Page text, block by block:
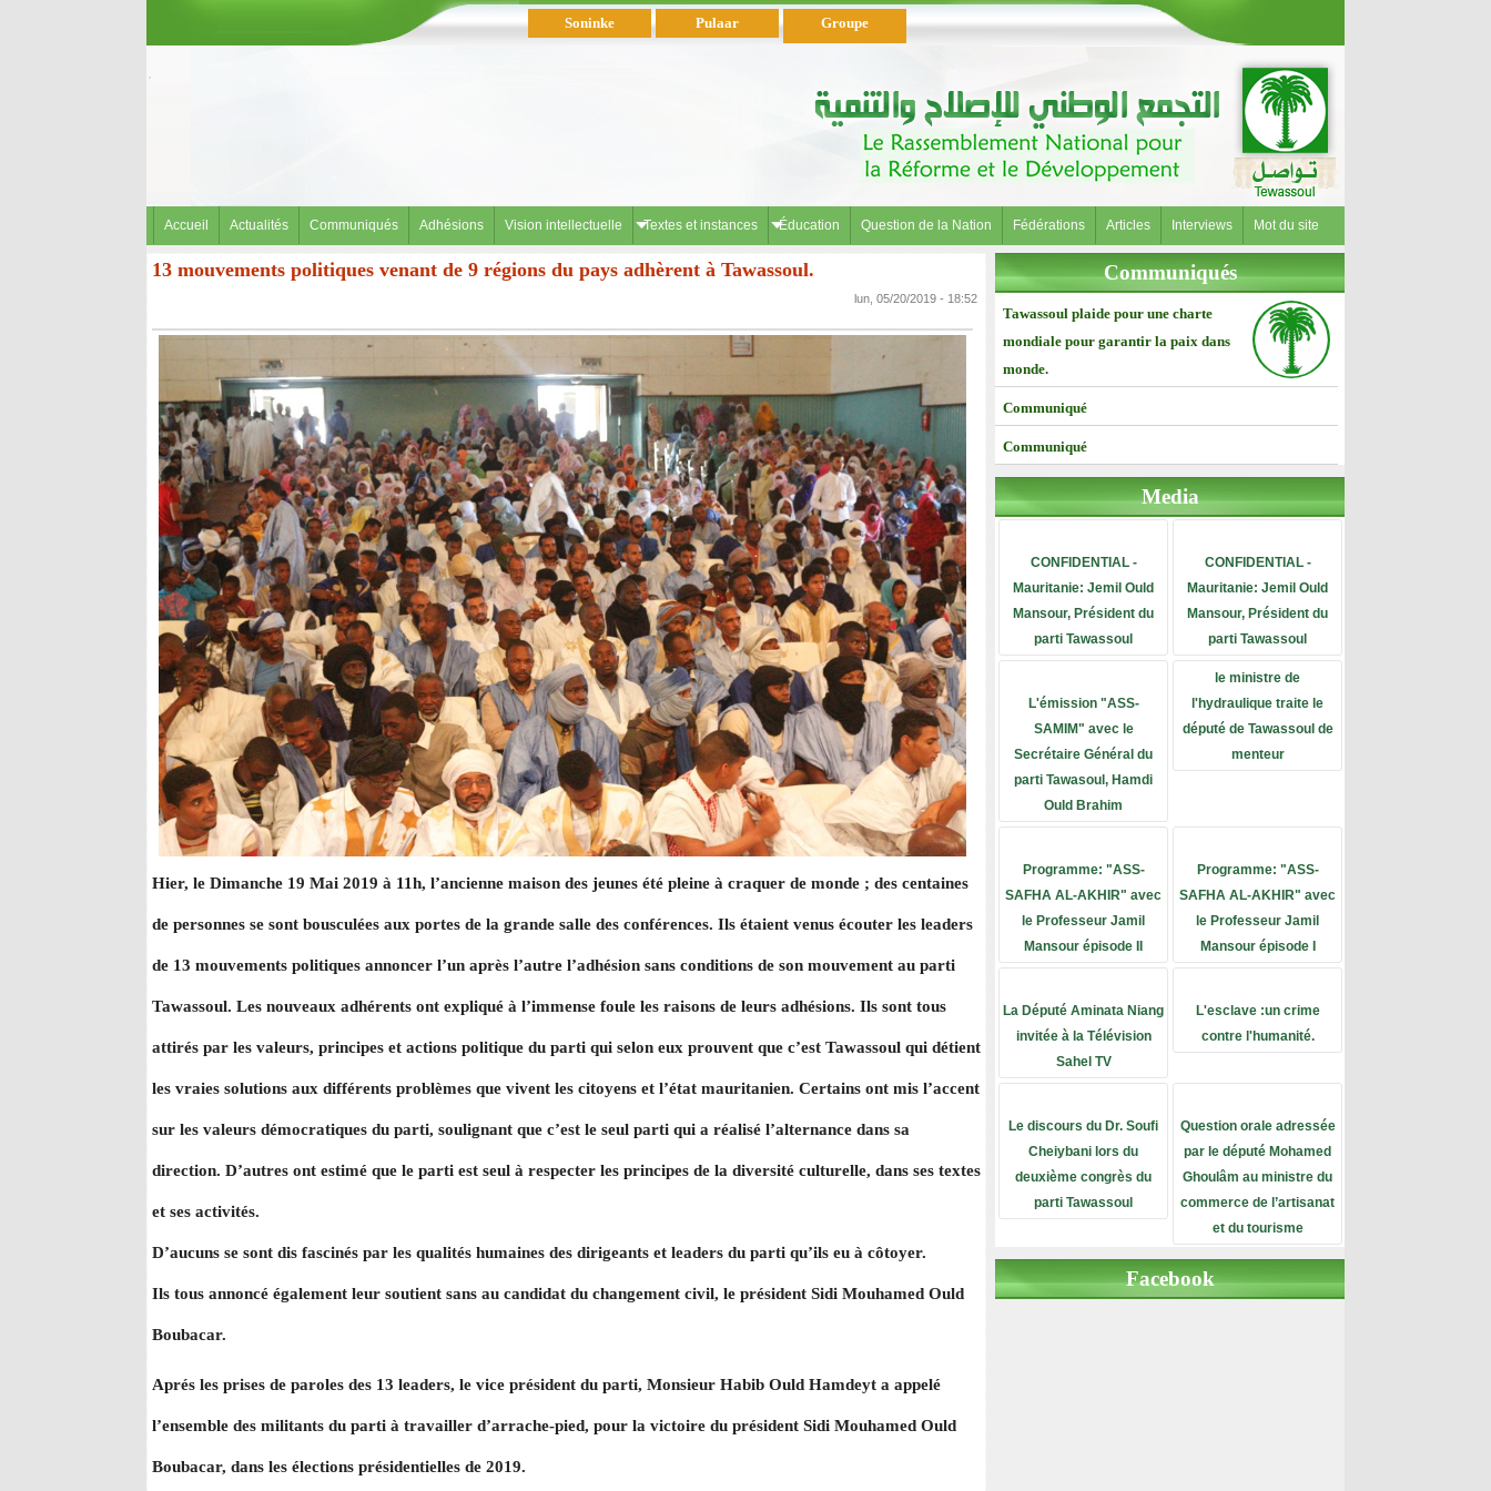
Groupe
Pulaar
Soninke
Accueil Actualités Communiqués Adhésions Vision intellectuelle Textes et instances Éducation Question de la Nation Fédérations Articles Interviews Mot du site
13 mouvements politiques venant de 9 régions du pays adhèrent à Tawassoul.
lun, 05/20/2019 - 18:52
Hier, le Dimanche 19 Mai 2019 à 11h, l’ancienne maison des jeunes été pleine à craquer de monde ; des centaines
de personnes se sont bousculées aux portes de la grande salle des conférences. Ils étaient venus écouter les leaders
de 13 mouvements politiques annoncer l’un après l’autre l’adhésion sans conditions de son mouvement au parti
Tawassoul. Les nouveaux adhérents ont expliqué à l’immense foule les raisons de leurs adhésions. Ils sont tous
attirés par les valeurs, principes et actions politique du parti qui selon eux prouvent que c’est Tawassoul qui détient
les vraies solutions aux différents problèmes que vivent les citoyens et l’état mauritanien. Certains ont mis l’accent
sur les valeurs démocratiques du parti, soulignant que c’est le seul parti qui a réalisé l’alternance dans sa
direction. D’autres ont estimé que le parti est seul à respecter les principes de la diversité culturelle, dans ses textes
et ses activités.
D’aucuns se sont dis fascinés par les qualités humaines des dirigeants et leaders du parti qu’ils eu à côtoyer.
Ils tous annoncé également leur soutient sans au candidat du changement civil, le président Sidi Mouhamed Ould
Boubacar.
Aprés les prises de paroles des 13 leaders, le vice président du parti, Monsieur Habib Ould Hamdeyt a appelé
l’ensemble des militants du parti à travailler d’arrache-pied, pour la victoire du président Sidi Mouhamed Ould
Boubacar, dans les élections présidentielles de 2019.
Communiqués
Tawassoul plaide pour une charte
mondiale pour garantir la paix dans
monde.
Communiqué
Communiqué
Media
CONFIDENTIAL -
Mauritanie: Jemil Ould
Mansour, Président du
parti Tawassoul
CONFIDENTIAL -
Mauritanie: Jemil Ould
Mansour, Président du
parti Tawassoul
le ministre de
l'hydraulique traite le
député de Tawassoul de
menteur
L'émission "ASS-
SAMIM" avec le
Secrétaire Général du
parti Tawasoul, Hamdi
Ould Brahim
Programme: "ASS-
SAFHA AL-AKHIR" avec
le Professeur Jamil
Mansour épisode I
Programme: "ASS-
SAFHA AL-AKHIR" avec
le Professeur Jamil
Mansour épisode II
L'esclave :un crime
contre l'humanité.
La Député Aminata Niang
invitée à la Télévision
Sahel TV
Question orale adressée
par le député Mohamed
Ghoulâm au ministre du
commerce de l’artisanat
et du tourisme
Le discours du Dr. Soufi
Cheiybani lors du
deuxième congrès du
parti Tawassoul
Facebook